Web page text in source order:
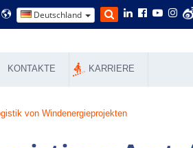
Deutschland
KONTAKTE KARRIERE
von Windenergieprojekten